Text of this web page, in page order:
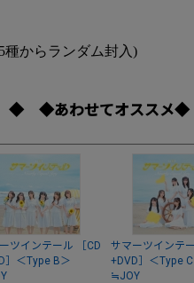
種からランダム封入)
◆ ◆あわせてオスス
ツインテール ［CD
］＜Type B＞
サマーツインテ
+DVD］＜Type
≒JOY